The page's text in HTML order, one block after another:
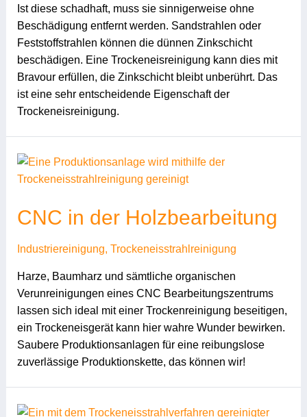
Ist diese schadhaft, muss sie sinnigerweise ohne
Beschädigung entfernt werden. Sandstrahlen oder
Feststoffstrahlen können die dünnen Zinkschicht
beschädigen. Eine Trockeneisreinigung kann dies mit
Bravour erfüllen, die Zinkschicht bleibt unberührt. Das
ist eine sehr entscheidende Eigenschaft der
Trockeneisreinigung.
CNC in der Holzbearbeitung
Industriereinigung, Trockeneisstrahlreinigung
Harze, Baumharz und sämtliche organischen
Verunreinigungen eines CNC Bearbeitungszentrums
lassen sich ideal mit einer Trockenreinigung beseitigen,
ein Trockeneisgerät kann hier wahre Wunder bewirken.
Saubere Produktionsanlagen für eine reibungslose
zuverlässige Produktionskette, das können wir!